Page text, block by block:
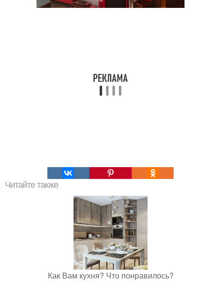
Читайте также
Как Вам кухня? Что понравилось?